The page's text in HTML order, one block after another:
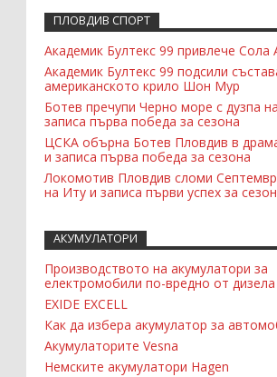
ПЛОВДИВ СПОРТ
Академик Бултекс 99 привлече Сола
Академик Бултекс 99 подсили
американското крило Шон Мур
Ботев пречупи Черно море с дузпа
записа първа победа за сезона
ЦСКА обърна Ботев Пловдив в
и записа първа победа за сезона
Локомотив Пловдив сломи
на Иту и записа първи успех за
АКУМУЛАТОРИ
Производството на акумулатори за
електромобили по-вредно от дизела
EXIDE EXCELL
Как да избера акумулатор за
Акумулаторите Vesna
Немските акумулатори Hagen